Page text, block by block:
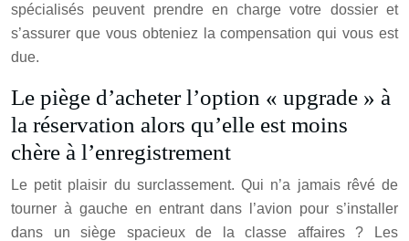
spécialisés peuvent prendre en charge votre dossier et
s’assurer que vous obteniez la compensation qui vous est
due.
Le piège d’acheter l’option « upgrade » à
la réservation alors qu’elle est moins
chère à l’enregistrement
Le petit plaisir du surclassement. Qui n’a jamais rêvé de
tourner à gauche en entrant dans l’avion pour s’installer
dans un siège spacieux de la classe affaires ? Les